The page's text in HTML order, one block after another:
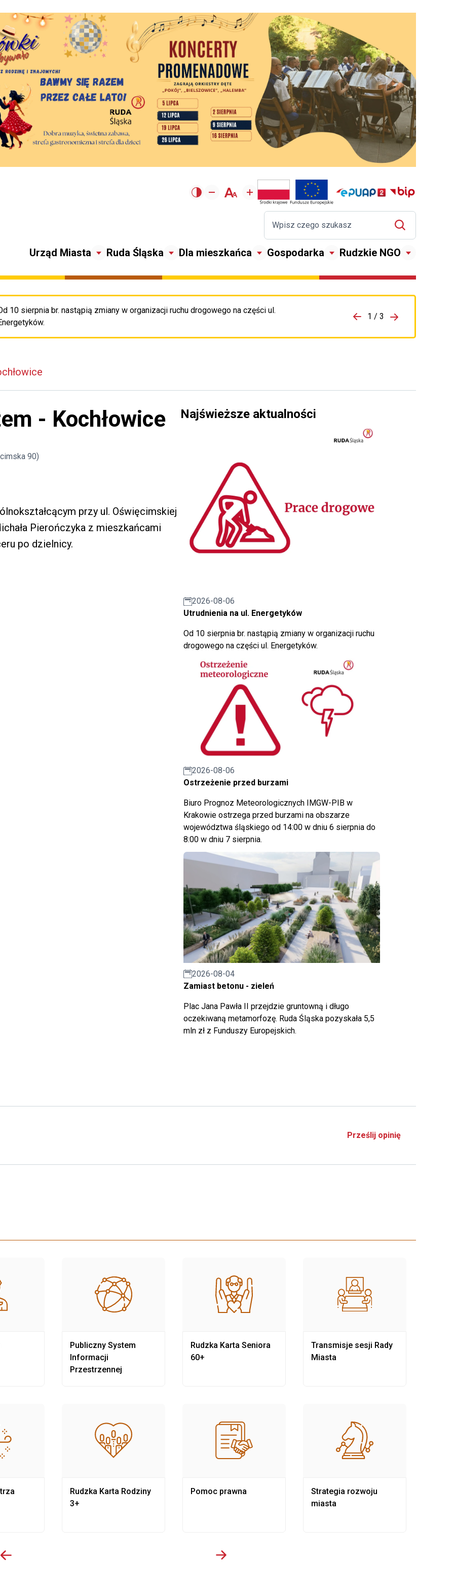
Urząd Miasta Ruda Śląska Dla mieszkańca Gospodarka Rudzkie NGO
10 sierpnia br. nastąpią zmiany w organizacji ruchu drogowego na części ul.Przejdź do porzpedniego komunikatu 1 / 3
Przejdź do
- Kochłowice
90)
przy ul. Oświęcimskiej
Pierończyka z mieszkańcami
po dzielnicy.
Najświeższe aktualności
2026-08-06
Utrudnienia na ul. Energetyków
Od 10 sierpnia br. nastąpią zmiany w organizacji ruchu
drogowego na części ul. Energetyków.
2026-08-06
Ostrzeżenie przed burzami
Biuro Prognoz Meteorologicznych IMGW-PIB w
Krakowie ostrzega przed burzami na obszarze
województwa śląskiego od 14:00 w dniu 6 sierpnia do
8:00 w dniu 7 sierpnia.
2026-08-04
Zamiast betonu - zieleń
Plac Jana Pawła II przejdzie gruntowną i długo
oczekiwaną metamorfozę. Ruda Śląska pozyskała 5,5
mln zł z Funduszy Europejskich.
Prześlij opinię
Publiczny System
Informacji
Przestrzennej
Rudzka Karta Rodziny
3+
Rudzka Karta Seniora
60+
Pomoc prawna
Transmisje sesji Rady
Miasta
Strategia rozwoju
miasta